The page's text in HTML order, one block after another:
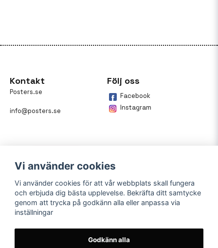
Kontakt
Posters.se
info@posters.se
Följ oss
Facebook
Instagram
Betalning
På posters.se kan du enkelt
Vi använder cookies
Vi använder cookies för att vår webbplats skall fungera
och erbjuda dig bästa upplevelse. Bekräfta ditt samtycke
genom att trycka på godkänn alla eller anpassa via
inställningar
Godkänn alla